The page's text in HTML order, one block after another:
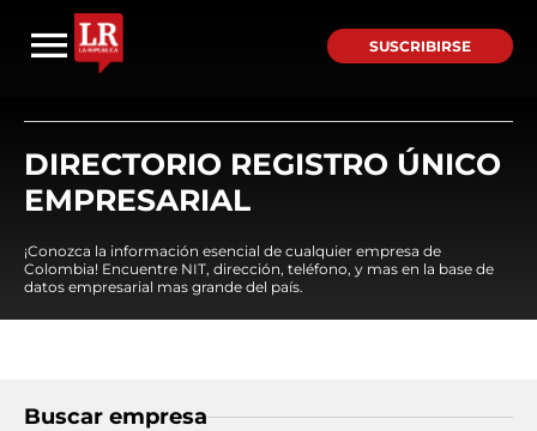
SUSCRIBIRSE
DIRECTORIO REGISTRO ÚNICO
EMPRESARIAL
¡Conozca la información esencial de cualquier empresa de
Colombia! Encuentre NIT, dirección, teléfono, y mas en la base de
datos empresarial mas grande del país.
Buscar empresa